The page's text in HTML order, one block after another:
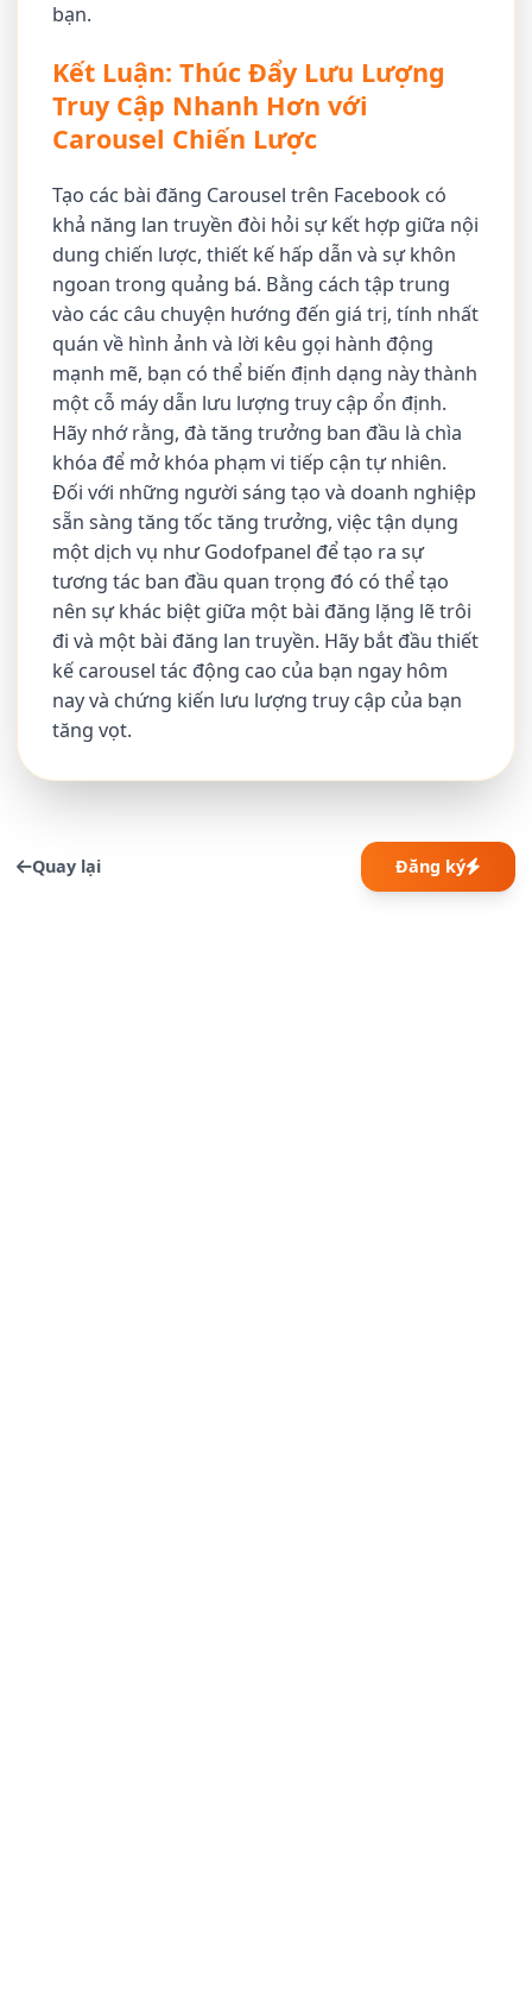
bạn.
Kết Luận: Thúc Đẩy Lưu Lượng
Truy Cập Nhanh Hơn với
Carousel Chiến Lược
Tạo các bài đăng Carousel trên Facebook có
khả năng lan truyền đòi hỏi sự kết hợp giữa nội
dung chiến lược, thiết kế hấp dẫn và sự khôn
ngoan trong quảng bá. Bằng cách tập trung
vào các câu chuyện hướng đến giá trị, tính nhất
quán về hình ảnh và lời kêu gọi hành động
mạnh mẽ, bạn có thể biến định dạng này thành
một cỗ máy dẫn lưu lượng truy cập ổn định.
Hãy nhớ rằng, đà tăng trưởng ban đầu là chìa
khóa để mở khóa phạm vi tiếp cận tự nhiên.
Đối với những người sáng tạo và doanh nghiệp
sẵn sàng tăng tốc tăng trưởng, việc tận dụng
một dịch vụ như Godofpanel để tạo ra sự
tương tác ban đầu quan trọng đó có thể tạo
nên sự khác biệt giữa một bài đăng lặng lẽ trôi
đi và một bài đăng lan truyền. Hãy bắt đầu thiết
kế carousel tác động cao của bạn ngay hôm
nay và chứng kiến lưu lượng truy cập của bạn
tăng vọt.
Quay lại Đăng ký